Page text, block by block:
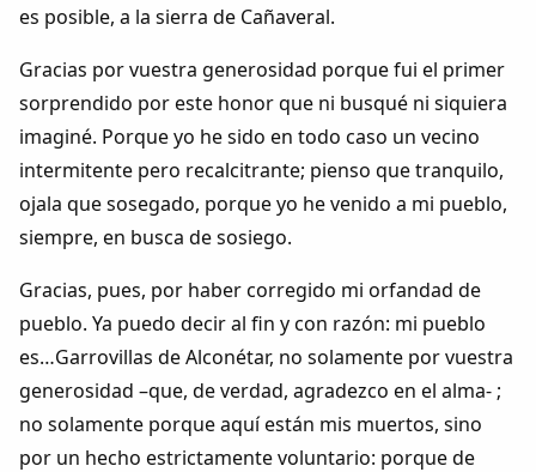
es posible, a la sierra de Cañaveral.
Gracias por vuestra generosidad porque fui el primer
sorprendido por este honor que ni busqué ni siquiera
imaginé. Porque yo he sido en todo caso un vecino
intermitente pero recalcitrante; pienso que tranquilo,
ojala que sosegado, porque yo he venido a mi pueblo,
siempre, en busca de sosiego.
Gracias, pues, por haber corregido mi orfandad de
pueblo. Ya puedo decir al fin y con razón: mi pueblo
es…Garrovillas de Alconétar, no solamente por vuestra
generosidad –que, de verdad, agradezco en el alma- ;
no solamente porque aquí están mis muertos, sino
por un hecho estrictamente voluntario: porque de
Comparte
Compartir en Facebook
Compartir en Twitter